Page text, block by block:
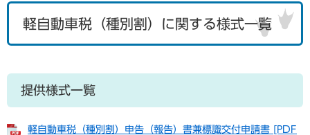
軽自動車税（種別割）に関する様式一覧
提供様式一覧
軽自動車税（種別割）申告（報告）書兼標識交付申請書 [PDF